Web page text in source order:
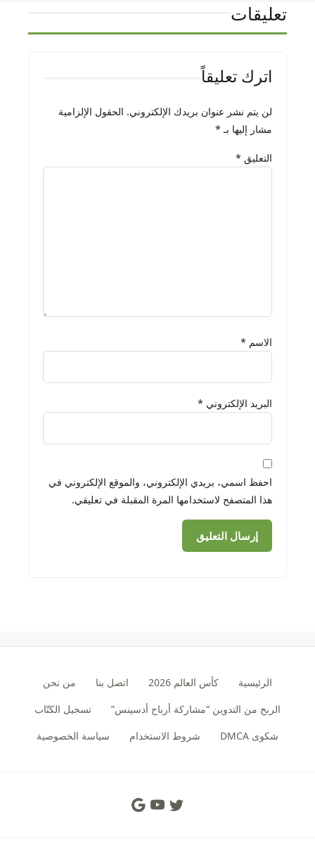
تعليقات
اترك تعليقاً
لن يتم نشر عنوان بريدك الإلكتروني. الحقول الإلزامية
مشار إليها بـ *
التعليق *
الاسم *
البريد الإلكتروني *
احفظ اسمي، بريدي الإلكتروني، والموقع الإلكتروني في
هذا المتصفح لاستخدامها المرة المقبلة في تعليقي.
الرئيسية كأس العالم 2026 اتصل بنا
من نحن
الربح من التدوين “مشاركة أرباح أدسينس”
تسجيل الكتّاب
شكوى DMCA
شروط الاستخدام سياسة الخصوصية
Social Links